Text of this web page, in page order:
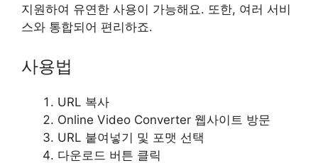
지원하여 유연한 사용이 가능해요. 또한, 여러 서비
스와 통합되어 편리하죠.
사용법
URL 복사
Online Video Converter 웹사이트 방문
URL 붙여넣기 및 포맷 선택
다운로드 버튼 클릭